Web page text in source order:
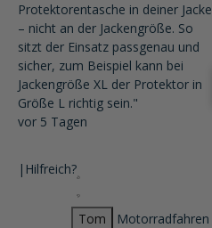
Protektorentasche in deiner Jacke
– nicht an der Jackengröße. So
sitzt der Einsatz passgenau und
sicher, zum Beispiel kann bei
Jackengröße XL der Protektor in
Größe L richtig sein."
vor 5 Tagen
| Hilfreich?
Tom
Motorradfahren